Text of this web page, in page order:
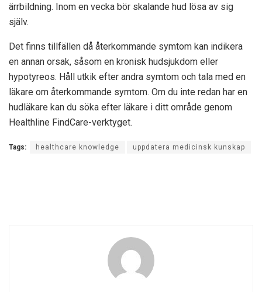
ärrbildning. Inom en vecka bör skalande hud lösa av sig
själv.
Det finns tillfällen då återkommande symtom kan indikera
en annan orsak, såsom en kronisk hudsjukdom eller
hypotyreos. Håll utkik efter andra symtom och tala med en
läkare om återkommande symtom. Om du inte redan har en
hudläkare kan du söka efter läkare i ditt område genom
Healthline FindCare-verktyget.
Tags: healthcare knowledge uppdatera medicinsk kunskap